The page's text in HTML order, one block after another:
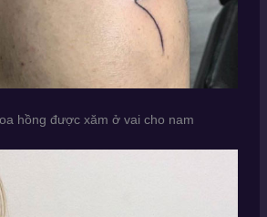
hồng được xăm ở vai cho nam